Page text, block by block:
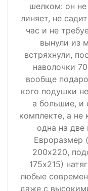
шелком: он
линяет, не
час и не
вынули из
встряхнули,
наволочки
вообще
кого подушки
а большие, и
комплекте, а
одна на две
Евроразмер
200х220,
175х215)
любые
даже с